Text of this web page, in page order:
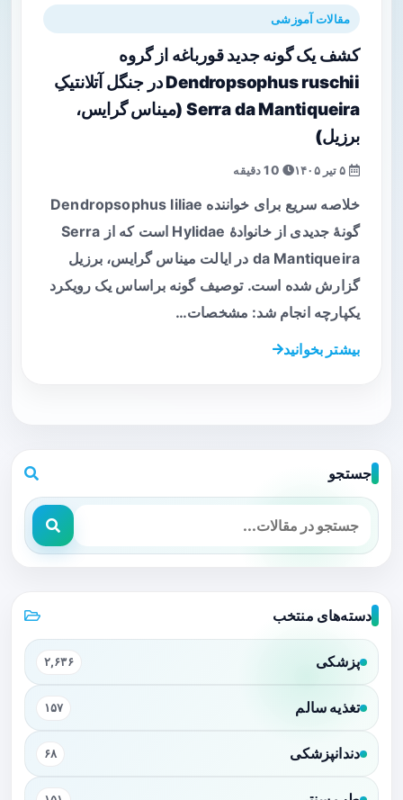
مقالات آموزشی
کشف یک گونه جدید قورباغه‌ از گروه
Dendropsophus ruschii در جنگل آتلانتیکِ
Serra da Mantiqueira (میناس گرایس،
برزیل)
خلاصه سریع برای خواننده Dendropsophus liliae
گونهٔ جدیدی از خانوادهٔ Hylidae است که از Serra
da Mantiqueira در ایالت میناس گرایس، برزیل
گزارش شده است. توصیف گونه براساس یک رویکرد
یکپارچه انجام شد: مشخصات…
بیشتر بخوانید
جستجو
دسته‌های منتخب
پزشکی ۲,۶۳۶
تغذیه سالم ۱۵۷
دندانپزشکی ۶۸